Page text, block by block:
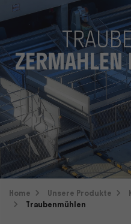
ZERMAHLEN
Home Unsere Produkte
Traubenmühlen